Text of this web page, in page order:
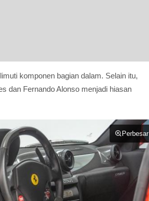
komponen bagian dalam. Selain itu,
dan Fernando Alonso menjadi hiasan
Perbesar